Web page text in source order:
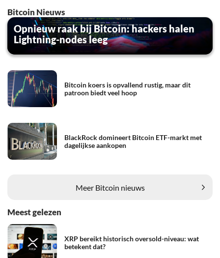
Bitcoin Nieuws
Opnieuw raak bij Bitcoin: hackers halen
Lightning-nodes leeg
Bitcoin koers is opvallend rustig, maar dit
patroon biedt veel hoop
BlackRock domineert Bitcoin ETF-markt met
dagelijkse aankopen
Meer Bitcoin nieuws
Meest gelezen
XRP bereikt historisch oversold-niveau: wat
betekent dat?